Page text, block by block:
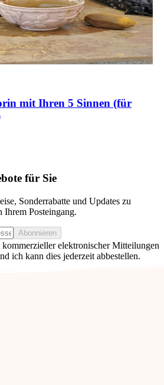
mit Ihren 5 Sinnen (für
für Sie
Sonderrabatte und Updates zu
Ihrem Posteingang.
Abonnieren
elektronischer Mitteilungen
ich kann dies jederzeit abbestellen.